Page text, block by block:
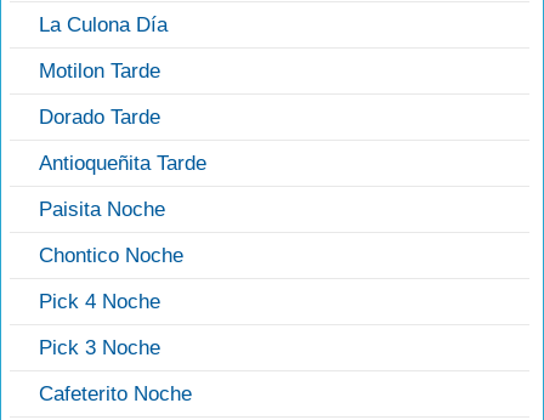
La Culona Día
Motilon Tarde
Dorado Tarde
Antioqueñita Tarde
Paisita Noche
Chontico Noche
Pick 4 Noche
Pick 3 Noche
Cafeterito Noche